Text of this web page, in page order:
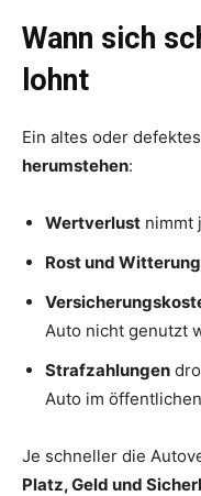
Wann sich
lohnt
Ein altes oder
herumstehen:
Wertverlust nimmt
Rost und Witterung
Auto nicht genutzt
Strafzahlungen
Auto im
Je schneller die
Platz, Geld und